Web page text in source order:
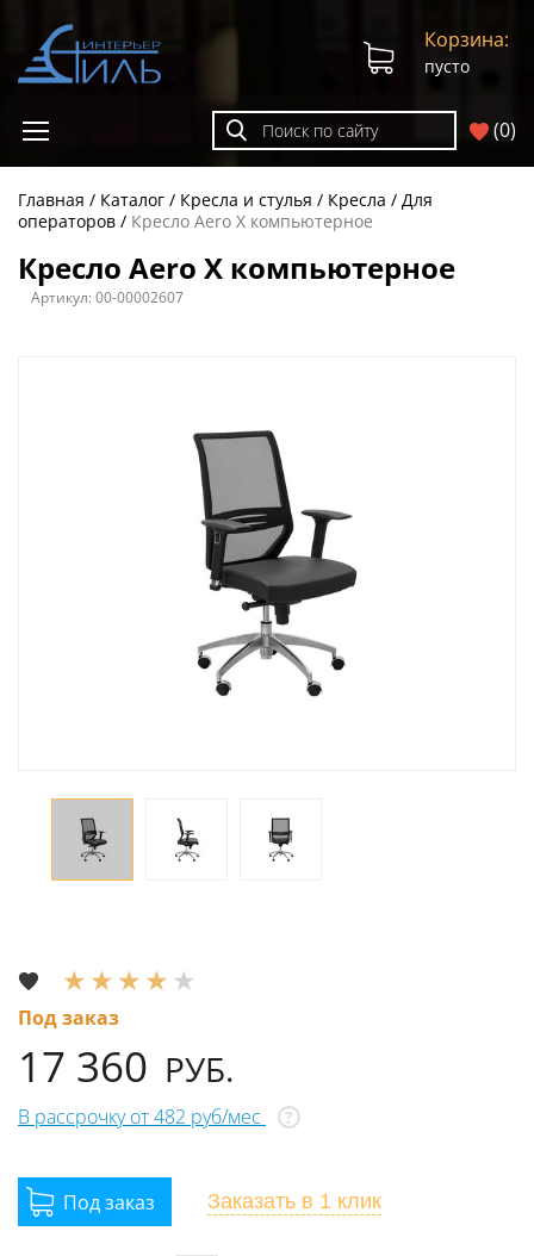
(0)
Корзина:
пусто
Главная Каталог Кресла и стулья Кресла
Для
операторов
Кресло Aero X компьютерное
Кресло Aero X компьютерное
Артикул:00-00002607
Под заказ
17 360 РУБ.
В рассрочку от 482 руб/мес ?
Заказать в 1 клик